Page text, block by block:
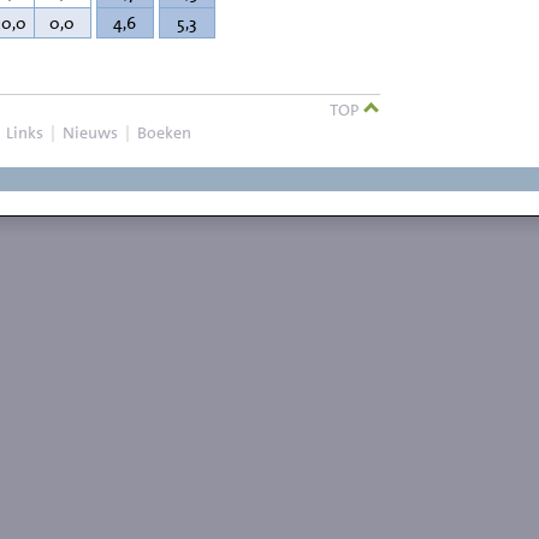
0,0 4,6 5,3
TOP
Links | Nieuws | Boeken